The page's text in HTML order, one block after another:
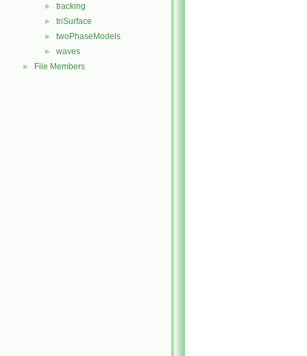
► tracking
► triSurface
► twoPhaseModels
► waves
► File Members